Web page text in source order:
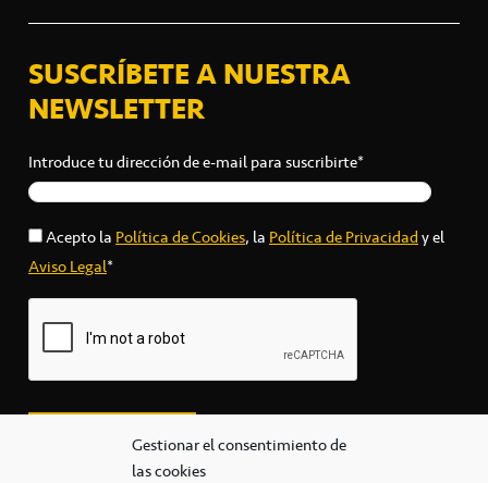
Gestionar el consentimiento de
las cookies
SUSCRÍBETE A NUESTRA
NEWSLETTER
Introduce tu dirección de e-mail para suscribirte*
Acepto laPolítica de Cookies, laPolítica de Privacidady el
Aviso Legal*